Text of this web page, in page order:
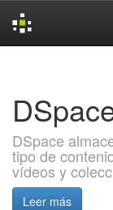
DSpace
tipo de
vídeos y
Leer más